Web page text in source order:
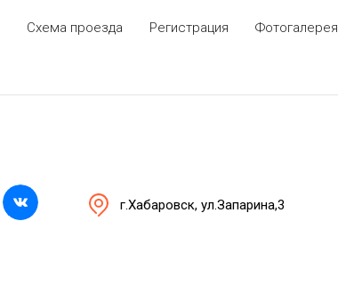
Схема проезда Регистрация Фотогалерея
г.Хабаровск, ул.Запарина,3